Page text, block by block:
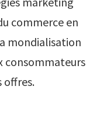
commerce en
mondialisation
consommateurs
offres.